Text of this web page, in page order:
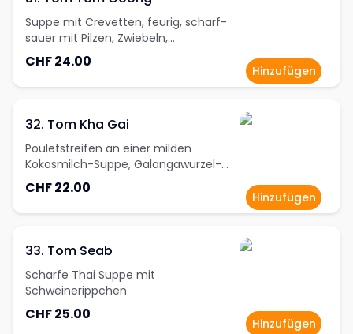
Suppe mit Crevetten, feurig, scharf-
sauer mit Pilzen, Zwiebeln,
Zitronengras, Tomaten und
Kaffirlimettenblätter
CHF 24.00
Hinzufügen
32. Tom Kha Gai
Pouletstreifen an einer milden
Kokosmilch-Suppe, Galangawurzel-
Streifen, Pilze, Zitronengras,
Zwiebeln,Tomaten und
Kaffirlimettenblätter
CHF 22.00
Hinzufügen
33. Tom Seab
Scharfe Thai Suppe mit
Schweinerippchen
CHF 25.00
Hinzufügen